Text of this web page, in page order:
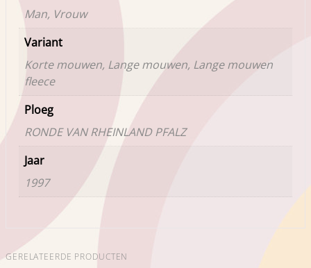
Man, Vrouw
Variant
Korte mouwen, Lange mouwen, Lange mouwen
fleece
Ploeg
RONDE VAN RHEINLAND PFALZ
Jaar
1997
GERELATEERDE PRODUCTEN